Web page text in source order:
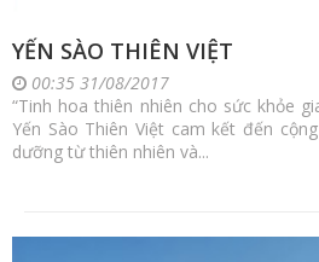
YẾN SÀO THIÊN VIỆT
00:35 31/08/2017
“Tinh hoa thiên nhiên cho sức khỏe
Yến Sào Thiên Việt cam kết đến
dưỡng từ thiên nhiên và...